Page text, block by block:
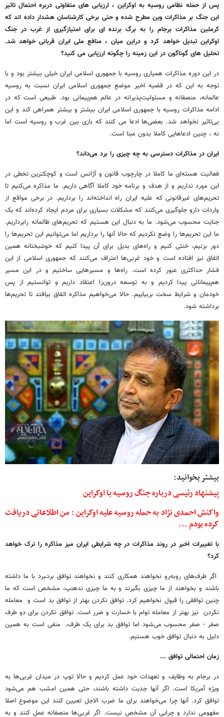
پس از حمله نظامی روسیه به اوکراین ، ارزیابی های متفاوتی دربره احتمال تاثیر
این جنگ بر مذاکرات وین مطرح شده و حتی برخی کارشناسان هشدار داده اند که
کرملین مذاکرات برجام را به برگ برنده ای برای امتیازگیری از غرب در جنگ
اوکراین تبدیل خواهد کرد و دراین میان ، منافع ملی ایران قربانی خواهد شد.
تحلیل های گوناگون در این زمینه را چگونه ارزیابی می کنید؟
در این دوره مذاکرات همیاری روسیه با جمهوری اسلامی ایران خیلی بیشتر بود و با
توجه به این که در قضیه اخیر موضع جمهوری اسلامی ایران نسبت به روسیه
عالمانه، منصفانه و مسئولیت‌پذیرانه در عالم هم‌پیمانی بود. طبیعی است که در
ادامه مذاکرات روسیه با جمهوری اسلامی ایران بیشتر و بیشتر همراهی کند و این
بی‌تاثیر نخواهد شد. بعضی‌ها ادعا می کنند که بازی بین غرب و روسیه است اما
نه ، چنین ادعاهایی کاملا بدون مبنا است.
ایران در مذاکرات دسترسی به چه چیزی را برد می‌داند؟
فعالیت هسته‌ای ما کاملا در چارچوب قانون و آژانس است و کوچکترین تخطی در
این مورد نداریم و از هدف و برنامه خود کاملا آگاهی داریم. ما مذاکره می‌کنیم تا
تحریم‌های غیرقانونی که علیه ایران راه انداخته‌اند را برداریم. در برخی مواقع از
واردات دارو جلوگیری می‌کنند که مشکلات بسیاری برای مردم ایجاد کرده‌اند که یک
جنایت محسوب می‌شود. ما به دنبال این هستیم که تحریم‌های ظالمانه رابرداریم.
ما این تحریم‌ها را وضع نکردیم که حالا آنها را برداریم اما می‌توانیم این تحریم‌ها را
دور بزنیم، خنثی کنیم و راه‌های بدیل برای آن پیدا کنیم که خوشبختانه همین
اتفاق نیز افتاده است و خود غربی‌ها اعتراف می‌کنند که جمهوری اسلامی از این
فشار حداکثری عبور کرده است. راه‌ها و مسیرهایی ساختیم و در این مسیر
هم‌پیمانانی پیدا کردیم و به توسعه درون‌زا اعتقاد داریم و توانستیم از پس
خودمان و شرایط سخت بربیاییم. حالا می‌خواهیم مذاکره اتفاق بیافتد تا تحریم‌ها
برداشته شود.
بیشتر بخوانید:
پیشنهاد رئیسی درباره جنگ روسیه با اوکراین
واکنش احمدی نژاد به حمله روسیه علیه اوکراین : من اطلاعاتی دریافت
کرده بودم ...
با تغییرات اخیر در روند مذاکرات در چه شرایطی ایران میز مذاکره را ترک خواهد
کرد؟
اگر طرف‌های روبه‌رو نخواهند همکاری کنند و نخواهند توافق بردـبرد با ما داشته
باشند و بخواهند از ما چیزی بگیرند و به ما چیزی ندهنپ، مشخص است که ما
چنین توافقی را قبول نخواهیم کرد. توافق نکردن بهتر از توافق بد است و معامله
نکردن نیز بهتر از معامله توام با خسارت و ضرر است. توافق نکردن برای دو طرف
صفر - صفر محسوب می‌شود اما توافق بد برای یک طرف، منفی است به همین
دلیل به دنبال توافق خوب هستیم.
زمان احتمالی توافق ...
در برجام به وظایف و تعهدات خود عمل کردیم و حالا توپ در میدان غربی‌ها به
ویژه آمریکا است. اگر آنها جدیت داشته باشند، حتی همین امشب هم می‌شود
توافق کرد. آنها چرا می‌خواهند برای ما ضرب الاجل تعیین کنند این موضوع اصلا
مفهومی ندارد و چرایی آن مشخص نیست. اگر غربی‌ها منصفانه عمل کنند و به